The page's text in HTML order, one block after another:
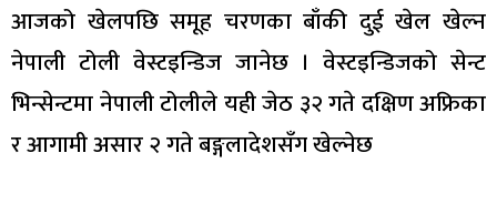
आजको खेलपछि समूह चरणका बाँकी दुई खेल खेल्न
नेपाली टोली वेस्टइन्डिज जानेछ । वेस्टइन्डिजको सेन्ट
भिन्सेन्टमा नेपाली टोलीले यही जेठ ३२ गते दक्षिण अफ्रिका
र आगामी असार २ गते बङ्गलादेशसँग खेल्नेछ